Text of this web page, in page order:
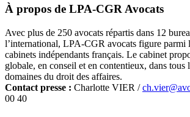
À propos de LPA-CGR Avocats
Avec plus de 250 avocats répartis dans 12
l’international, LPA-CGR avocats figure parmi
cabinets indépendants français. Le cabinet
globale, en conseil et en contentieux, dans tous
domaines du droit des affaires.
Contact presse : Charlotte VIER /
00 40